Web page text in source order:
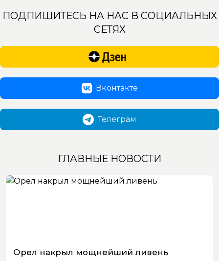
ПОДПИШИТЕСЬ НА НАС В СОЦИАЛЬНЫХ
СЕТЯХ
Вконтакте
Телеграм
ГЛАВНЫЕ НОВОСТИ
Орел накрыл мощнейший ливень